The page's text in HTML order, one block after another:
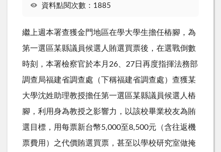
資料點閱次數：1885
繼上週本署查獲金門地區在學大學生擔任樁腳，為
第一選區某縣議員候選人賄選買票後，在選戰倒數
時刻，本署檢察官於本月26、27日再度指揮法務部
調查局福建省調查處（下稱福建省調查處）查獲某
大學沈姓助理教授擔任第一選區某縣議員候選人樁
腳，利用身為教授之影響力，以該校畢業校友為賄
選目標，用每票新台幣5,000至8,500元（含往返機
票費用）之代價賄選買票，甚至以學校研究室做掩